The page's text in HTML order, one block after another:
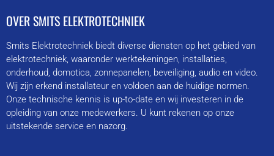
OVER SMITS ELEKTROTECHNIEK
Smits Elektrotechniek biedt diverse diensten op het gebied van
elektrotechniek, waaronder werktekeningen, installaties,
onderhoud, domotica, zonnepanelen, beveiliging, audio en video.
Wij zijn erkend installateur en voldoen aan de huidige normen.
Onze technische kennis is up-to-date en wij investeren in de
opleiding van onze medewerkers. U kunt rekenen op onze
uitstekende service en nazorg.